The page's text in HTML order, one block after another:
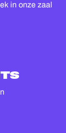
in onze zaal